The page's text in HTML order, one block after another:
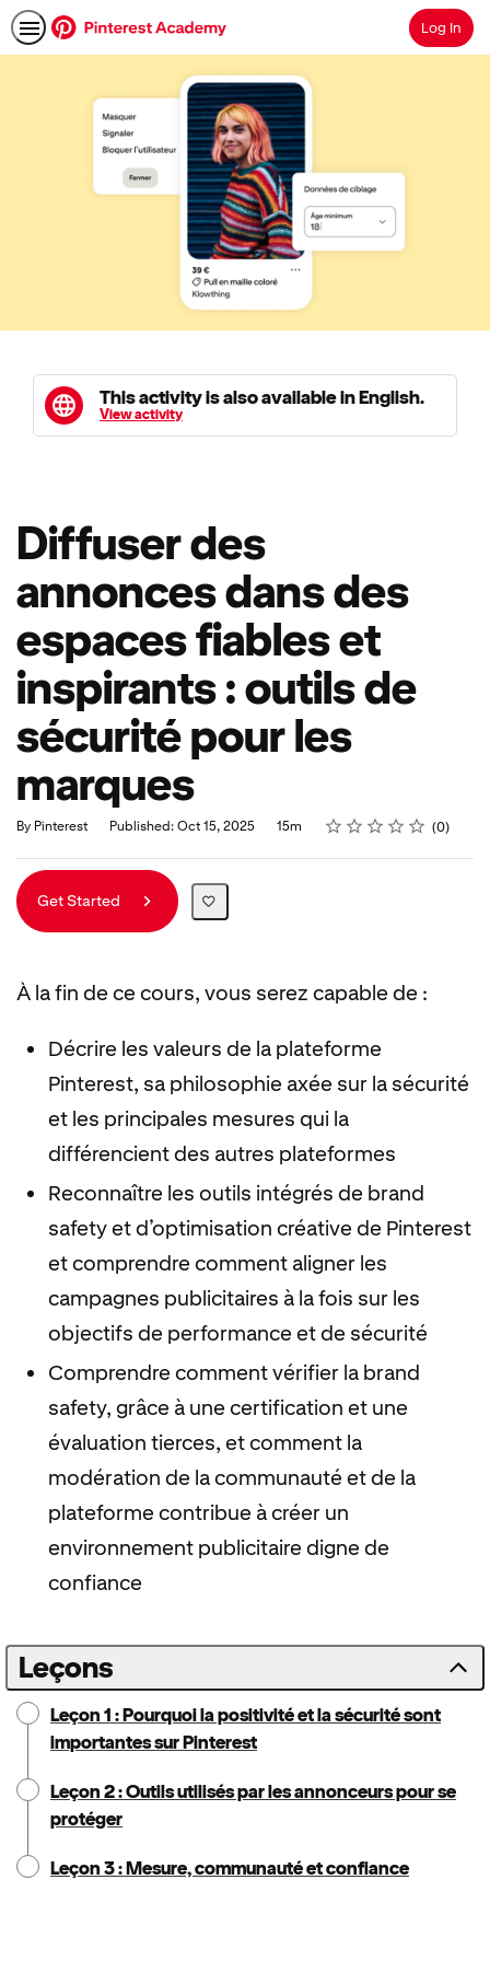
SearchLog In
This activity is also available in English.
View activity
Diffuser des
annonces dans des
espaces fiables et
inspirants : outils de
sécurité pour les
marques
By Pinterest Published: Oct 15, 2025
Duration 15m Rating
1 star
2 stars
3 stars
4 stars
5 stars
Average rating: 0 0
No reviews
Get Started
À la fin de ce cours, vous serez capable de :
Décrire les valeurs de la plateforme
Pinterest, sa philosophie axée sur la sécurité
et les principales mesures qui la
différencient des autres plateformes
Reconnaître les outils intégrés de brand
safety et d’optimisation créative de Pinterest
et comprendre comment aligner les
campagnes publicitaires à la fois sur les
objectifs de performance et de sécurité
Comprendre comment vérifier la brand
safety, grâce à une certification et une
évaluation tierces, et comment la
modération de la communauté et de la
plateforme contribue à créer un
environnement publicitaire digne de
confiance
Leçons
Leçon 1 : Pourquoi la positivité et la sécurité sont
importantes sur Pinterest
Leçon 2 : Outils utilisés par les annonceurs pour se
protéger
Leçon 3 : Mesure, communauté et confiance